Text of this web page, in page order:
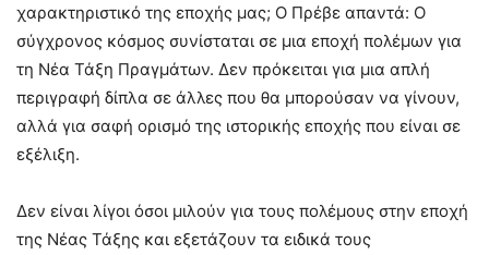
χαρακτηριστικό της εποχής μας; Ο Πρέβε απαντά: Ο
σύγχρονος κόσμος συνίσταται σε μια εποχή πολέμων για
τη Νέα Τάξη Πραγμάτων. Δεν πρόκειται για μια απλή
περιγραφή δίπλα σε άλλες που θα μπορούσαν να γίνουν,
αλλά για σαφή ορισμό της ιστορικής εποχής που είναι σε
εξέλιξη.
Δεν είναι λίγοι όσοι μιλούν για τους πολέμους στην εποχή
της Νέας Τάξης και εξετάζουν τα ειδικά τους